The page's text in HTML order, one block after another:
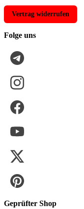
Vertrag widerrufen
Folge uns
Geprüfter Shop